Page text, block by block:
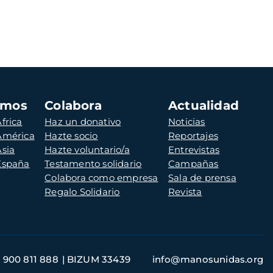
Colabora
Haz un donativo
Hazte socio
Hazte voluntario/a
Testamento solidario
Colabora como empresa
Regalo Solidario
Actualidad
Noticias
Reportajes
Entrevistas
Campañas
Sala de prensa
Revista
900 811 888 BIZUM 33439 info@manosunidas.org